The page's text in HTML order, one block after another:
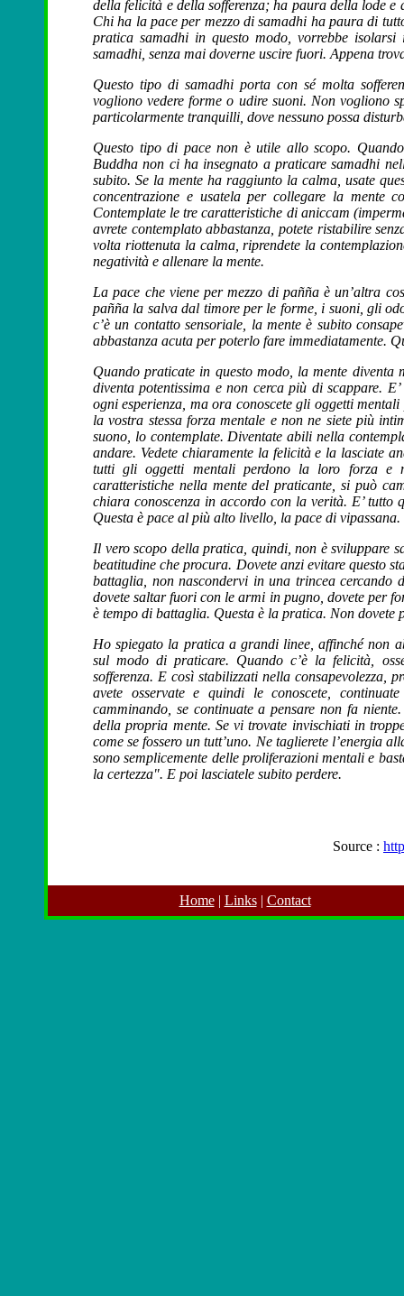
della felicità e della sofferenza; ha paura della lode
Chi ha la pace per mezzo di samadhi ha paura di
pratica samadhi in questo modo, vorrebbe
samadhi, senza mai doverne uscire fuori. Appena
Questo tipo di samadhi porta con sé molta
vogliono vedere forme o udire suoni. Non vogliono
particolarmente tranquilli, dove nessuno possa
Questo tipo di pace non è utile allo scopo.
Buddha non ci ha insegnato a praticare samadhi
subito. Se la mente ha raggiunto la calma, usate
concentrazione e usatela per collegare la mente
Contemplate le tre caratteristiche di aniccam
avrete contemplato abbastanza, potete ristabilire
volta riottenuta la calma, riprendete la
negatività e allenare la mente.
La pace che viene per mezzo di pañña è un’altra
pañña la salva dal timore per le forme, i suoni, gli
c’è un contatto sensoriale, la mente è subito
abbastanza acuta per poterlo fare immediatamente.
Quando praticate in questo modo, la mente
diventa potentissima e non cerca più di scappare.
ogni esperienza, ma ora conoscete gli oggetti
la vostra stessa forza mentale e non ne siete più
suono, lo contemplate. Diventate abili nella
andare. Vedete chiaramente la felicità e la lasciate
tutti gli oggetti mentali perdono la loro forza e
caratteristiche nella mente del praticante, si può
chiara conoscenza in accordo con la verità. E’ tutto
Questa è pace al più alto livello, la pace di vipassana.
Il vero scopo della pratica, quindi, non è sviluppare
beatitudine che procura. Dovete anzi evitare questo
battaglia, non nascondervi in una trincea
dovete saltar fuori con le armi in pugno, dovete per
è tempo di battaglia. Questa è la pratica. Non dovete
Ho spiegato la pratica a grandi linee, affinché non
sul modo di praticare. Quando c’è la felicità,
sofferenza. E così stabilizzati nella consapevolezza,
avete osservate e quindi le conoscete,
camminando, se continuate a pensare non fa
della propria mente. Se vi trovate invischiati in
come se fossero un tutt’uno. Ne taglierete l’energia
sono semplicemente delle proliferazioni mentali e
la certezza". E poi lasciatele subito perdere.
Source :
Home| Links| Contact